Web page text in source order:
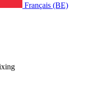
Français (BE)